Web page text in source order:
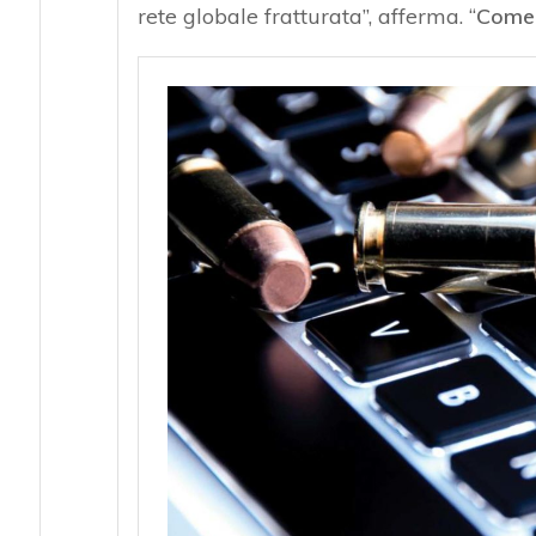
rete globale fratturata”, afferma. “